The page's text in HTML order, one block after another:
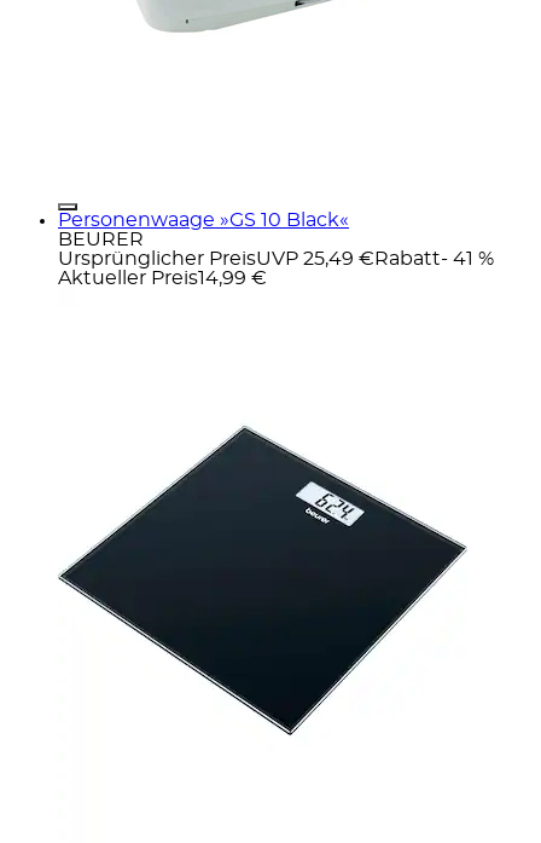
Personenwaage »GS 10 Black«
BEURER
Ursprünglicher PreisUVP 25,49 € Rabatt- 41 %
Aktueller Preis14,99 €